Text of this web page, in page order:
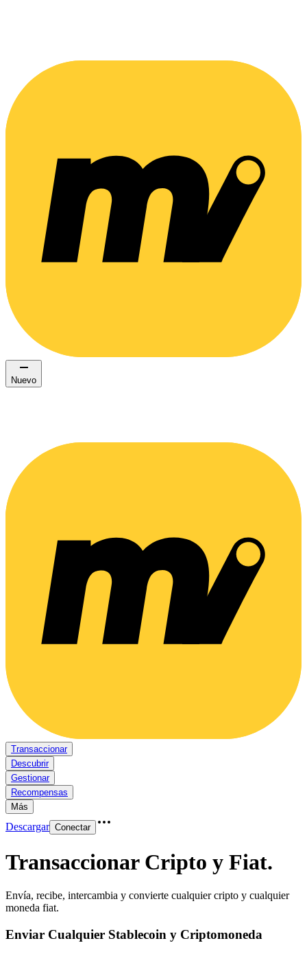
Nuevo
Transaccionar
Descubrir
Gestionar
Recompensas
Más
Descargar Conectar
Transaccionar Cripto y Fiat.
Envía, recibe, intercambia y convierte cualquier cripto y cualquier
moneda fiat.
Enviar Cualquier Stablecoin y Criptomoneda